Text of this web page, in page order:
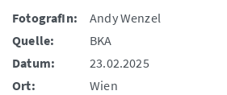
FotografIn:
Andy Wenzel
Quelle:
BKA
Datum:
23.02.2025
Ort:
Wien